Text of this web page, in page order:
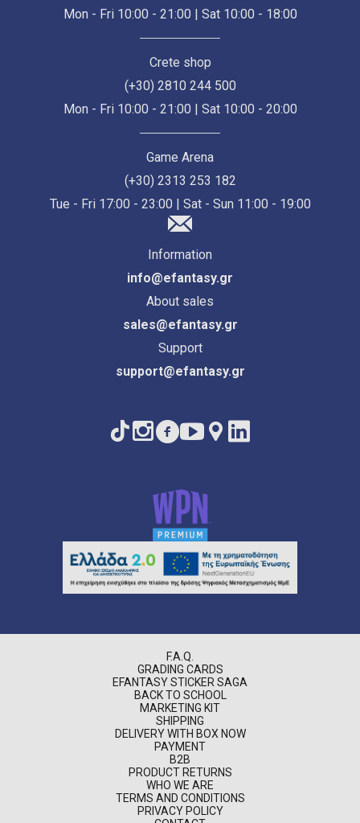
Mon - Fri 10:00 - 21:00 | Sat 10:00 - 18:00
Crete shop
(+30) 2810 244 500
Mon - Fri 10:00 - 21:00 | Sat 10:00 - 20:00
Game Arena
(+30) 2313 253 182
Tue - Fri 17:00 - 23:00 | Sat - Sun 11:00 - 19:00
Information
info@efantasy.gr
About sales
sales@efantasy.gr
Support
support@efantasy.gr
F.A.Q.
GRADING CARDS
EFANTASY STICKER SAGA
BACK TO SCHOOL
MARKETING KIT
SHIPPING
DELIVERY WITH BOX NOW
PAYMENT
B2B
PRODUCT RETURNS
WHO WE ARE
TERMS AND CONDITIONS
PRIVACY POLICY